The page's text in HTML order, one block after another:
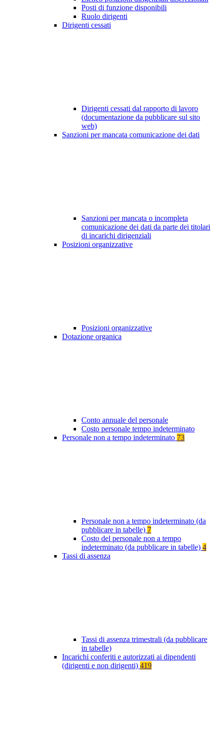
Posti di funzione disponibili
Ruolo dirigenti
Dirigenti cessati
Dirigenti cessati dal rapporto di lavoro
(documentazione da pubblicare sul sito
web)
Sanzioni per mancata comunicazione dei dati
Sanzioni per mancata o incompleta
comunicazione dei dati da parte dei titolari
di incarichi dirigenziali
Posizioni organizzative
Posizioni organizzative
Dotazione organica
Conto annuale del personale
Costo personale tempo indeterminato
Personale non a tempo indeterminato 73
Personale non a tempo indeterminato (da
pubblicare in tabelle) 7
Costo del personale non a tempo
indeterminato (da pubblicare in tabelle) 4
Tassi di assenza
Tassi di assenza trimestrali (da pubblicare
in tabelle)
Incarichi conferiti e autorizzati ai dipendenti
(dirigenti e non dirigenti) 419